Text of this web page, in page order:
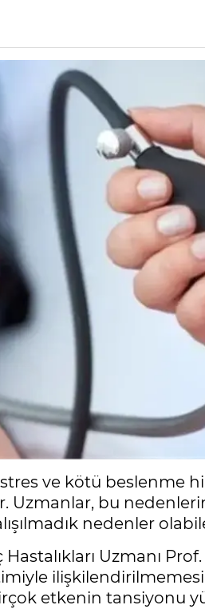
ve kötü beslenme
Uzmanlar, bu
nedenler
Uzmanı
etkenin tansiyonu